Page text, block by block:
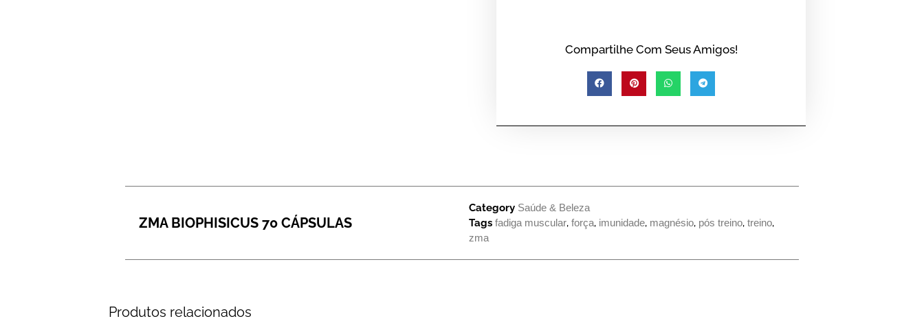
Compartilhe Com Seus Amigos!
ZMA BIOPHISICUS 70 CÁPSULAS
Category Saúde & Beleza
Tags fadiga muscular, força, imunidade, magnésio, pós treino, treino,
zma
Produtos relacionados